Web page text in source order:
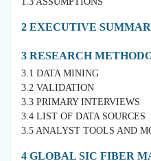
2 EXECUTIVE
3 RESEARCH
3.1 DATA MINING
3.2 VALIDATION
3.3 PRIMARY INTERVIEWS
3.4 LIST OF DATA SOURCES
3.5 ANALYST TOOLS AND
4 GLOBAL SIC FIBER